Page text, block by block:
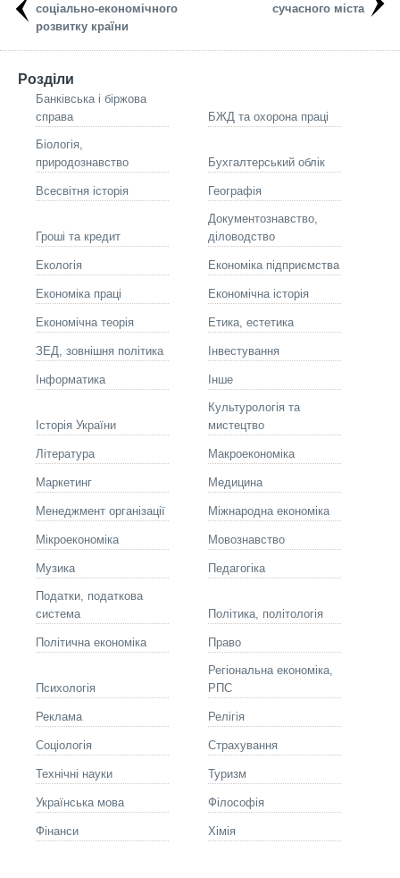
соціально-економічного
розвитку країни
сучасного міста
Розділи
Банківська і біржова
справа
БЖД та охорона праці
Біологія,
природознавство
Бухгалтерський облік
Всесвітня історія Географія
Гроші та кредит
Документознавство,
діловодство
Екологія Економіка підприємства
Економіка праці Економічна історія
Економічна теорія Етика, естетика
ЗЕД, зовнішня політика Інвестування
Інформатика Інше
Історія України
Культурологія та
мистецтво
Літературa Макроекономіка
Маркетинг Медицина
Менеджмент організації Міжнародна економіка
Мікроекономіка Мовознавство
Музика Педагогіка
Податки, податкова
система
Політика, політологія
Політична економіка Право
Психологія
Регіональна економіка,
РПС
Реклама Релігія
Соціологія Страхування
Технічні науки Туризм
Українська мова Філософія
Фінанси Хімія